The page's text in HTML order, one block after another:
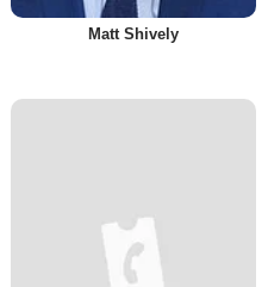
Matt Shively